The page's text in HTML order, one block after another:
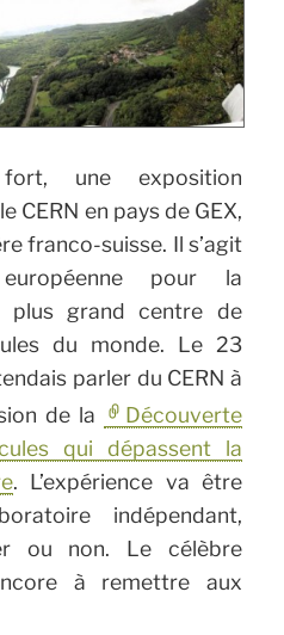
une exposition
CERN en pays de GEX,
franco-suisse. Il s’agit
pour la
plus grand centre de
du monde. Le 23
parler du CERN à
de la
Découverte
qui dépassent la
. L’expérience va être
indépendant,
ou non. Le célèbre
à remettre aux